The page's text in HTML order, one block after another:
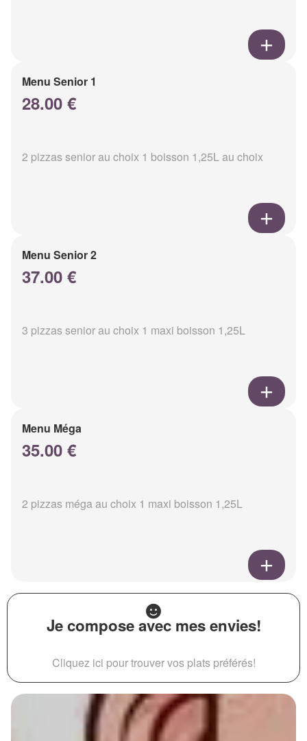
Menu Senior 1
28.00 €
2 pizzas senior au choix 1 boisson 1,25L au choix
Menu Senior 2
37.00 €
3 pizzas senior au choix 1 maxi boisson 1,25L
Menu Méga
35.00 €
2 pizzas méga au choix 1 maxi boisson 1,25L
Je compose avec mes envies!
Cliquez ici pour trouver vos plats préférés!